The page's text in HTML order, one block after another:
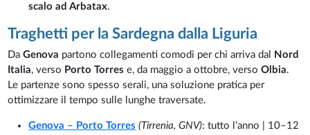
scalo ad Arbatax.
Traghetti per la Sardegna dalla Liguria
DaGenova partono collegamenti comodi per chi arriva dal
Nord
Italia, verso Porto Torres e, da maggio a ottobre, versoOlbia.
Le partenze sono spesso serali, una soluzione pratica per
ottimizzare il tempo sulle lunghe traversate.
Genova – Porto Torres (Tirrenia, GNV): tutto l’anno | 10–12